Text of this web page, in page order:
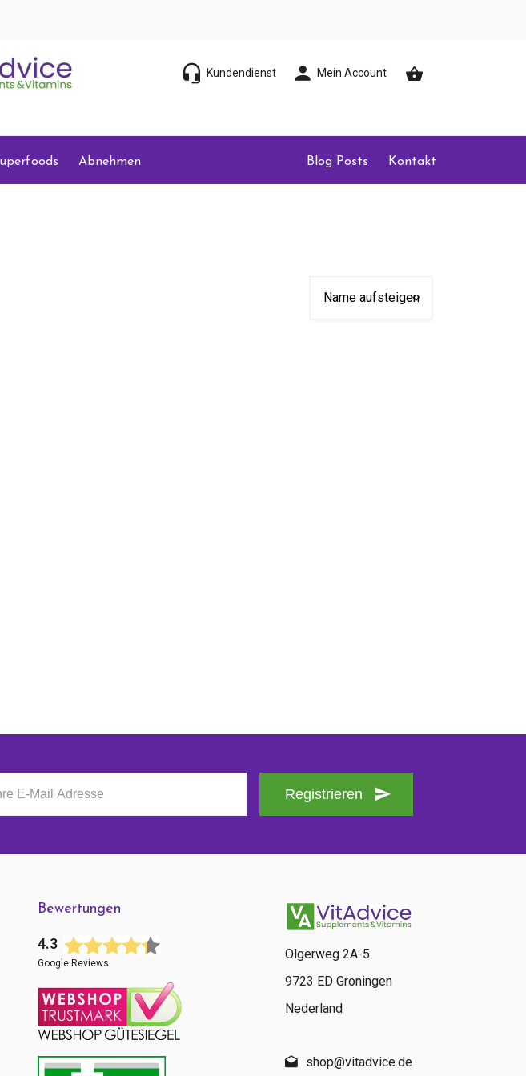
Kundendienst Mein Account
Abnehmen Blog Posts Kontakt
Registrieren
Bewertungen
4.3
Google Reviews
Olgerweg 2A-5
9723 ED Groningen
Nederland
shop@vitadvice.de